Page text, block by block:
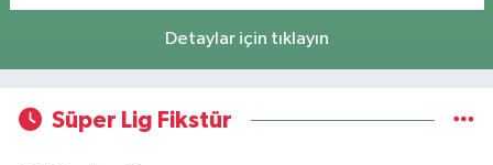
Detaylar için tıklayın
Süper Lig Fikstür